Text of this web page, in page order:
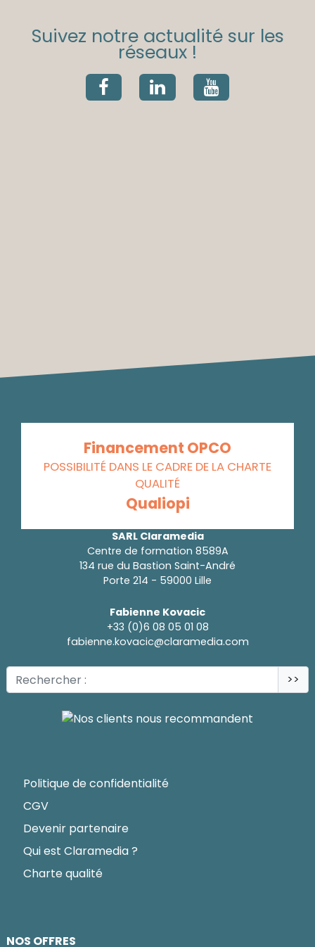
Suivez notre actualité sur les
réseaux !
Financement OPCO
POSSIBILITÉ DANS LE CADRE DE LA CHARTE
QUALITÉ
Qualiopi
SARL Claramedia
Centre de formation 8589A
134 rue du Bastion Saint-André
Porte 214 - 59000 Lille
Fabienne Kovacic
+33 (0)6 08 05 01 08
fabienne.kovacic@claramedia.com
>>
Politique de confidentialité
CGV
Devenir partenaire
Qui est Claramedia ?
Charte qualité
NOS OFFRES